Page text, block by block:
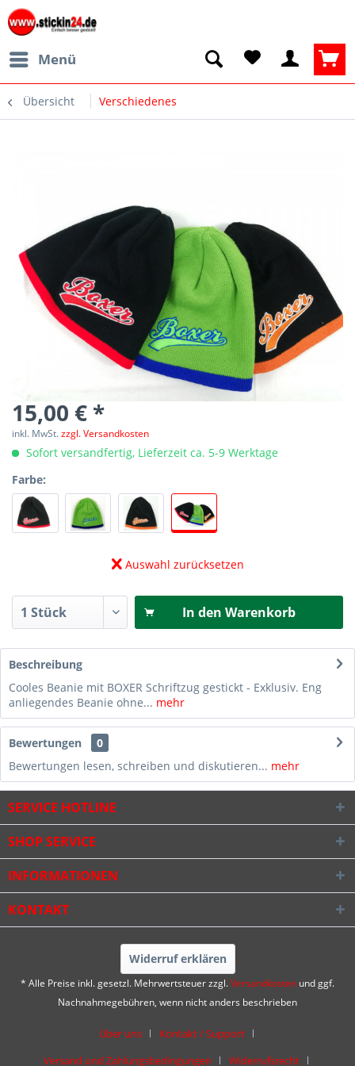
Menü
Übersicht Verschiedenes
15,00 € *
inkl. MwSt.zzgl. Versandkosten
Sofort versandfertig, Lieferzeit ca. 5-9 Werktage
Farbe:
Auswahl zurücksetzen
In den Warenkorb
Beschreibung
Cooles Beanie mit BOXER Schriftzug gestickt - Exklusiv. Eng
anliegendes Beanie ohne... mehr
Bewertungen
0
Bewertungen lesen, schreiben und diskutieren... mehr
SERVICE HOTLINE
SHOP SERVICE
INFORMATIONEN
KONTAKT
Widerruf erklären
* Alle Preise inkl. gesetzl. Mehrwertsteuer zzgl.Versandkosten und ggf.
Nachnahmegebühren, wenn nicht anders beschrieben
Über uns
Kontakt / Support
Versand und Zahlungsbedingungen
Widerrufsrecht